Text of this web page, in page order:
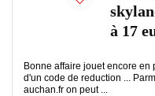
à 17
Bonne affaire jouet encore en
d'un code de reduction ...
auchan.fr on peut ...